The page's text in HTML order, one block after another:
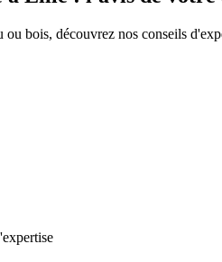
bois, découvrez nos conseils